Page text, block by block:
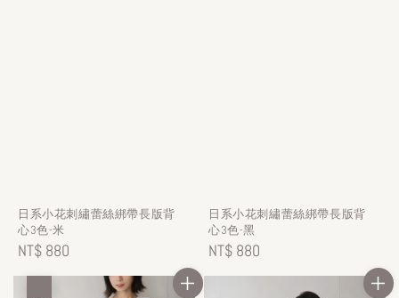
日系小花刺繡蕾絲綁帶長版背
心3色-米
Regular
price
NT$ 880
日系小花刺繡蕾絲綁帶長版背
心3色-黑
Regular
price
NT$ 880